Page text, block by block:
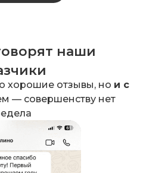
наши
хорошие отзывы, но и с
— совершенству нет